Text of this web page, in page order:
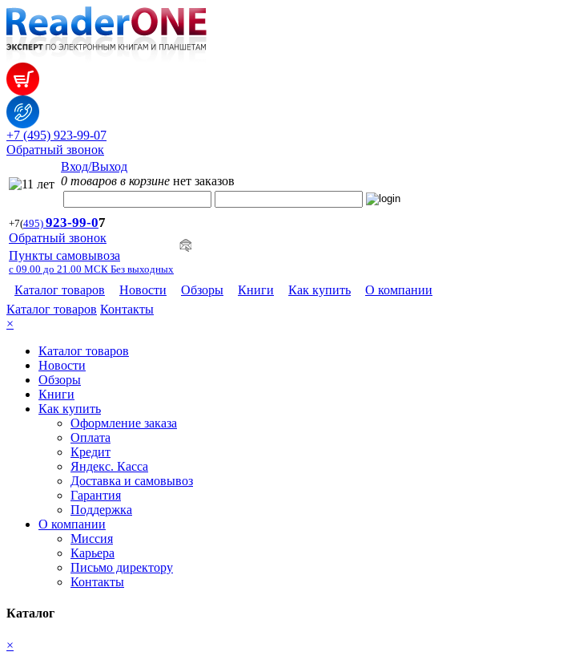
+7 (495) 923-99-07
Обратный звонок
Вход/Выход
0 товаров в корзине нет заказов
+7(495) 923-99-07
Обратный звонок
Пункты самовывоза
с 09.00 до 21.00 МСК Без выходных
Каталог товаров Новости Обзоры Книги Как купить
О компании
Каталог товаров Контакты
×
Каталог товаров
Новости
Обзоры
Книги
Как купить
Оформление заказа
Оплата
Кредит
Яндекс. Касса
Доставка и самовывоз
Гарантия
Поддержка
О компании
Миссия
Карьера
Письмо директору
Контакты
Каталог
×